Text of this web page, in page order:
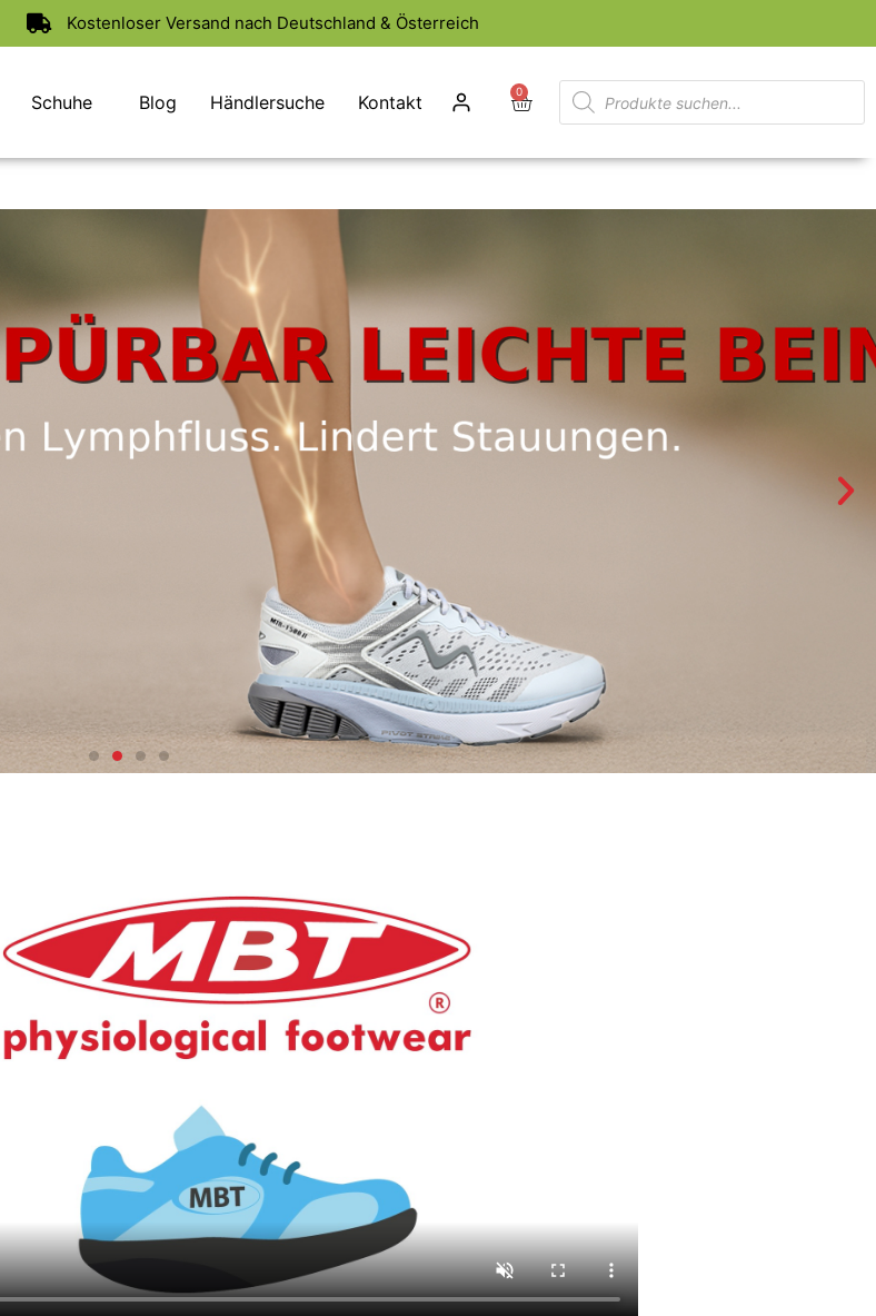
Kostenloser Versand nach Deutschland & Österreich
Schuhe Blog Händlersuche Kontakt 0